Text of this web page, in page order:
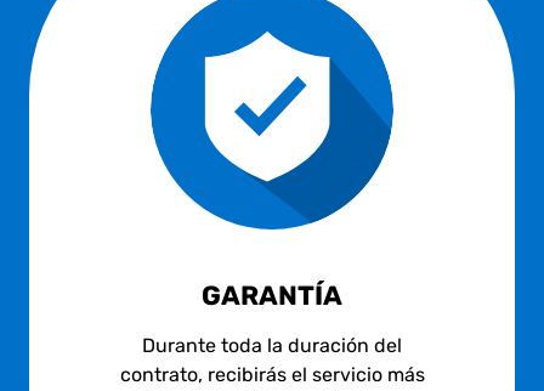
GARANTÍA
Durante toda la duración del
contrato, recibirás el servicio más